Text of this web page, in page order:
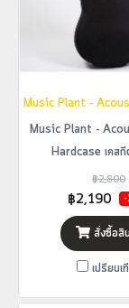
Music Plant -
Music Plant -
Hardcase เคสกี
฿2,800
฿2,190
สั่งซื้อสิ
เปรียบเ